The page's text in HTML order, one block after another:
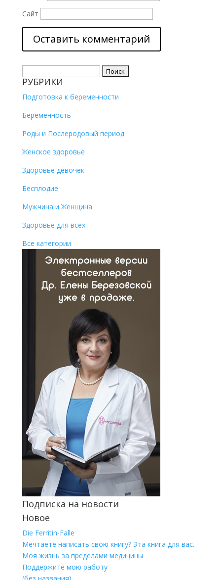
Сайт
РУБРИКИ
Подготовка к беременности
Беременность
Роды и Послеродовый период
Женское здоровье
Здоровье девочек
Бесплодие
Мужчина и Женщина
Здоровье для всех
Все категории
Подписка на новости
Новое
Die Ferritin-Falle
Мечтаете написать свою книгу? Эта книга для вас.
Моя жизнь за пределами медицины
Поддержите мою работу
(без названия)